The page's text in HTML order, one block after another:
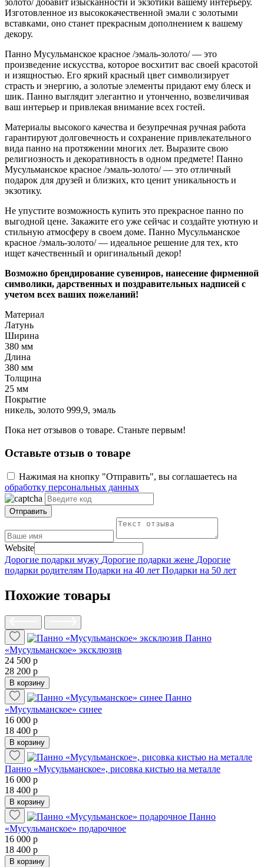
золото/ добавит изысканности и экзотики вашему интерьеру.
Изготовленное из высококачественной эмали с золотыми
вставками, оно станет прекрасным дополнением к вашему
декору.
Панно Мусульманское красное /эмаль-золото/ — это
произведение искусства, которое восхитит вас своей красотой
и изящностью. Его яркий красный цвет символизирует
страсть и энергию, а золотые элементы придают ему блеск и
шик. Панно выглядит элегантно и утонченно, возвеличивая
ваш интерьер и привлекая внимание всех гостей.
Материалы высокого качества и безупречная ручная работа
гарантируют долговечность и сохранение привлекательного
вида панно на протяжении многих лет. Выразите свою
религиозность и декоративность в одном предмете! Панно
Мусульманское красное /эмаль-золото/ — это отличный
подарок для друзей и близких, кто ценит уникальность и
экзотику.
Не упустите возможность купить это прекрасное панно по
выгодной цене. Закажите его уже сейчас и создайте уютную и
стильную атмосферу в своем доме. Панно Мусульманское
красное /эмаль-золото/ — идеальное решение для тех, кто
ищет качественный и оригинальный декор!
Возможно брендирование сувениров, нанесение фирменной
символики, дарственных и поздравительных надписей с
учетом всех ваших пожеланий!
Материал
Латунь
Ширина
380 мм
Длина
380 мм
Толщина
25 мм
Покрытие
никель, золото 999,9, эмаль
Пока нет отзывов о товаре. Станьте первым!
Оставьте отзыв о товаре
Нажимая на кнопку "Отправить", вы соглашаетесь на
обработку персональных данных
Отправить
Website
Дорогие подарки мужу Дорогие подарки жене Дорогие
подарки родителям Подарки на 40 лет Подарки на 50 лет
Похожие товары
Панно
«Мусульманское» эксклюзив
24 500 р
28 200 р
В корзину
Панно
«Мусульманское» синее
16 000 р
18 400 р
В корзину
Панно «Мусульманское», рисовка кистью на металле
16 000 р
18 400 р
В корзину
Панно
«Мусульманское» подарочное
16 000 р
18 400 р
В корзину